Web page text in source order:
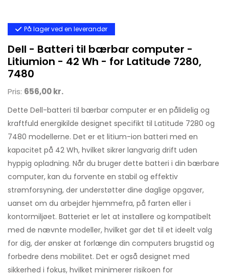
På lager ved en leverandør
Dell - Batteri til bærbar computer -
Litiumion - 42 Wh - for Latitude 7280,
7480
Pris: 656,00 kr.
Dette Dell-batteri til bærbar computer er en pålidelig og
kraftfuld energikilde designet specifikt til Latitude 7280 og
7480 modellerne. Det er et litium-ion batteri med en
kapacitet på 42 Wh, hvilket sikrer langvarig drift uden
hyppig opladning. Når du bruger dette batteri i din bærbare
computer, kan du forvente en stabil og effektiv
strømforsyning, der understøtter dine daglige opgaver,
uanset om du arbejder hjemmefra, på farten eller i
kontormiljøet. Batteriet er let at installere og kompatibelt
med de nævnte modeller, hvilket gør det til et ideelt valg
for dig, der ønsker at forlænge din computers brugstid og
forbedre dens mobilitet. Det er også designet med
sikkerhed i fokus, hvilket minimerer risikoen for